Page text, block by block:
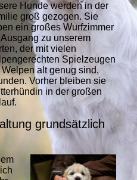
Hunde werden in der
groß gezogen. Sie
ein großes Wurfzimmer
Ausgang zu unserem
der mit vielen
Spielzeugen
alt genug sind,
Vorher bleiben sie
in der großen
grundsätzlich